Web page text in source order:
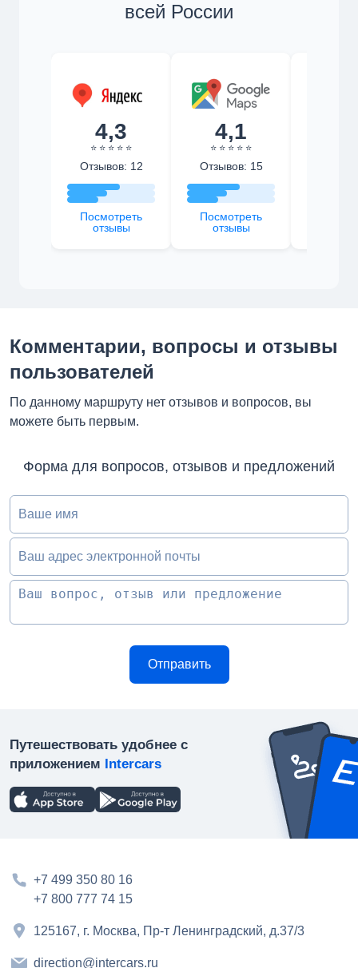
всей России
4,3
⭐ ⭐ ⭐ ⭐ ⭐
Отзывов: 12
Посмотреть
отзывы
4,1
⭐ ⭐ ⭐ ⭐ ⭐
Отзывов: 15
Посмотреть
отзывы
Комментарии, вопросы и отзывы
пользователей
По данному маршруту нет отзывов и вопросов, вы
можете быть первым.
Форма для вопросов, отзывов и предложений
Ваше имя
Ваш адрес электронной почты
Путешествовать удобнее с
приложением Intercars
+7 499 350 80 16
+7 800 777 74 15
125167, г. Москва, Пр-т Ленинградский, д.37/3
direction@intercars.ru